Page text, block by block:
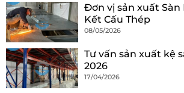
Đơn vị sản xuất
Kết Cấu Thép
08/05/2026
Tư vấn sản xuất kệ
2026
17/04/2026